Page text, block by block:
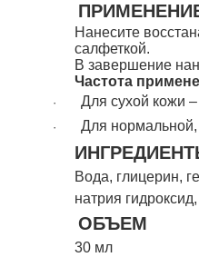
Нанесите
салфеткой.
В завершение
Частота
· Для сухой кожи
· Для
Вода, глицерин,
натрия
ОБЪЕМ
30 мл